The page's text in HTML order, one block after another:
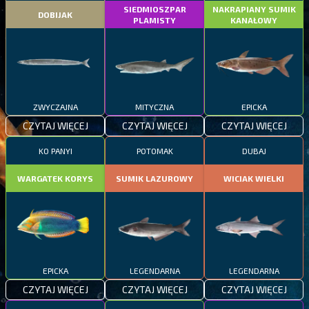
DOBIJAK
ZWYCZAJNA
CZYTAJ WIĘCEJ
SIEDMIOSZPAR
PLAMISTY
MITYCZNA
CZYTAJ WIĘCEJ
NAKRAPIANY SUMIK
KANAŁOWY
EPICKA
CZYTAJ WIĘCEJ
KO PANYI
WARGATEK KORYS
EPICKA
CZYTAJ WIĘCEJ
POTOMAK
SUMIK LAZUROWY
LEGENDARNA
CZYTAJ WIĘCEJ
DUBAJ
WICIAK WIELKI
LEGENDARNA
CZYTAJ WIĘCEJ